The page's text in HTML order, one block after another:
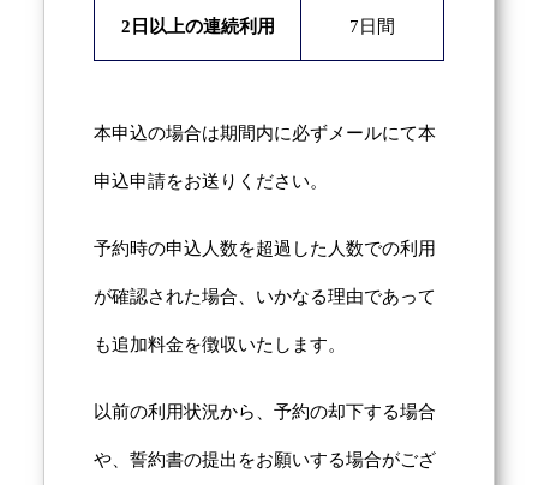
2日以上の連続利用 7日間
本申込の場合は期間内に必ずメールにて本
申込申請をお送りください。
予約時の申込人数を超過した人数での利用
が確認された場合、いかなる理由であって
も追加料金を徴収いたします。
以前の利用状況から、予約の却下する場合
や、誓約書の提出をお願いする場合がござ